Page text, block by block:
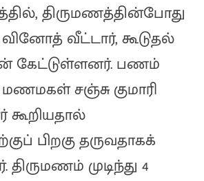
திருமணத்தின்போது
வீட்டார், கூடுதல்
கேட்டுள்ளனர். பணம்
சஞ்சு குமாரி
கூறியதால்
பிறகு தருவதாகக்
திருமணம் முடிந்து 4